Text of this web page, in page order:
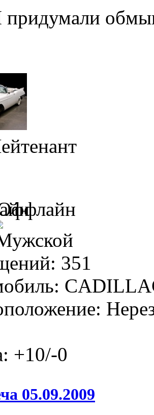
351
+10/-0
05.09.2009